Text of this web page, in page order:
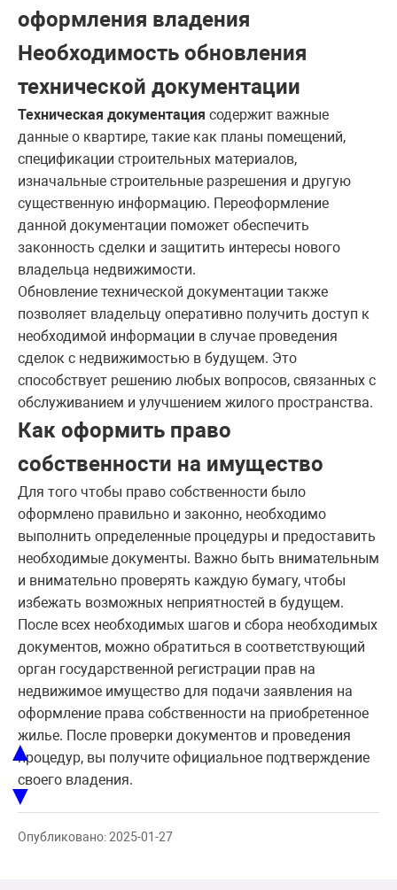
оформления владения
Необходимость обновления
технической документации
Техническая документация содержит важные
данные о квартире, такие как планы помещений,
спецификации строительных материалов,
изначальные строительные разрешения и другую
существенную информацию. Переоформление
данной документации поможет обеспечить
законность сделки и защитить интересы нового
владельца недвижимости.
Обновление технической документации также
позволяет владельцу оперативно получить доступ к
необходимой информации в случае проведения
сделок с недвижимостью в будущем. Это
способствует решению любых вопросов, связанных с
обслуживанием и улучшением жилого пространства.
Как оформить право
собственности на имущество
Для того чтобы право собственности было
оформлено правильно и законно, необходимо
выполнить определенные процедуры и предоставить
необходимые документы. Важно быть внимательным
и внимательно проверять каждую бумагу, чтобы
избежать возможных неприятностей в будущем.
После всех необходимых шагов и сбора необходимых
документов, можно обратиться в соответствующий
орган государственной регистрации прав на
недвижимое имущество для подачи заявления на
оформление права собственности на приобретенное
жилье. После проверки документов и проведения
процедур, вы получите официальное подтверждение
своего владения.
Опубликовано: 2025-01-27
▲
▼